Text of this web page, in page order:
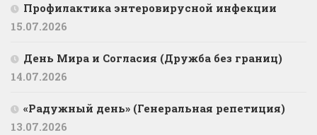
Профилактика энтеровирусной инфекции
15.07.2026
День Мира и Согласия (Дружба без границ)
14.07.2026
«Радужный день» (Генеральная репетиция)
13.07.2026